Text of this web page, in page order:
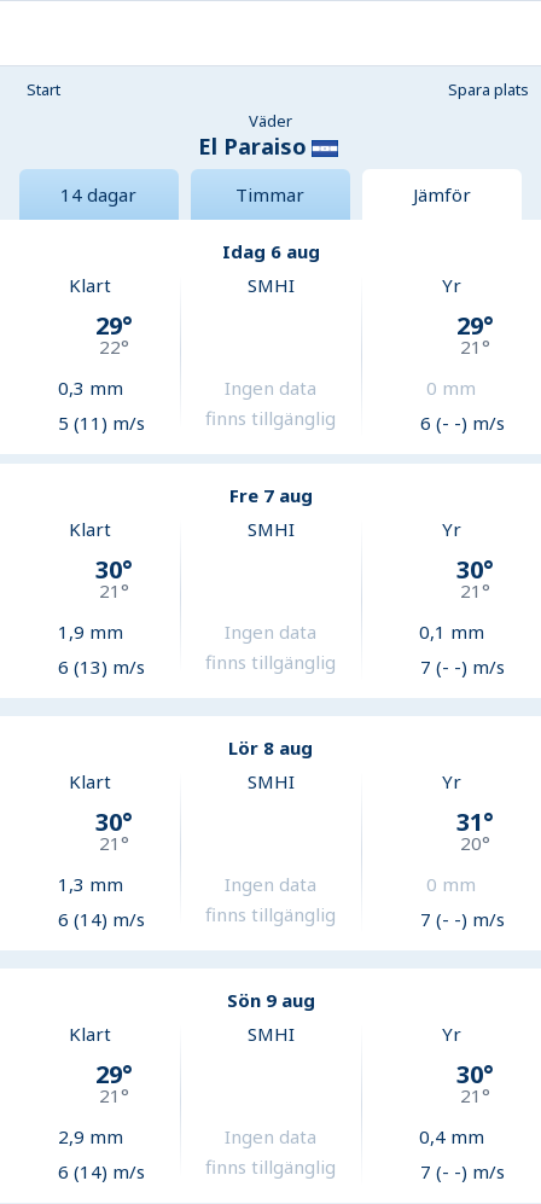
Start
Spara plats
Väder
El Paraiso
14 dagar Timmar Jämför
Idag 6 aug
Klart
29°
22°
0,3 mm
5 (11) m/s
SMHI
Ingen data
finns tillgänglig
Yr
29°
21°
0 mm
6 (- -) m/s
Fre 7 aug
Klart
30°
21°
1,9 mm
6 (13) m/s
SMHI
Ingen data
finns tillgänglig
Yr
30°
21°
0,1 mm
7 (- -) m/s
Lör 8 aug
Klart
30°
21°
1,3 mm
6 (14) m/s
SMHI
Ingen data
finns tillgänglig
Yr
31°
20°
0 mm
7 (- -) m/s
Sön 9 aug
Klart
29°
21°
2,9 mm
6 (14) m/s
SMHI
Ingen data
finns tillgänglig
Yr
30°
21°
0,4mm
7 (- -) m/s